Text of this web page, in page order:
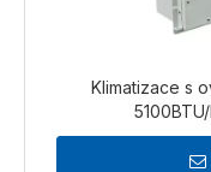
Klimatizace s